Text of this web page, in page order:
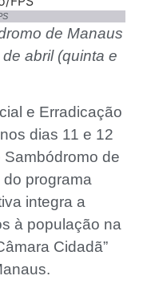
de Manaus
abril (quinta e
e Erradicação
dias 11 e 12
de
programa
integra a
à população na
Cidadã”